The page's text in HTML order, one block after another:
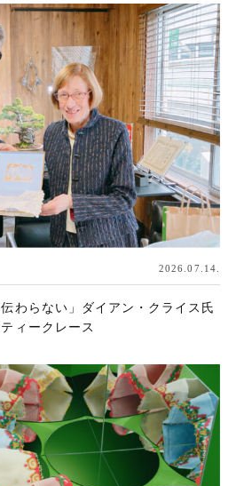
2026.07.14.
わらない」ダイアン・クライス氏
ィークレース